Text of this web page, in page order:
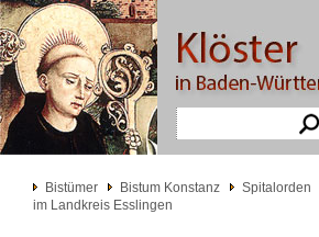
Bistümer Bistum Konstanz Spitalorden
im Landkreis Esslingen